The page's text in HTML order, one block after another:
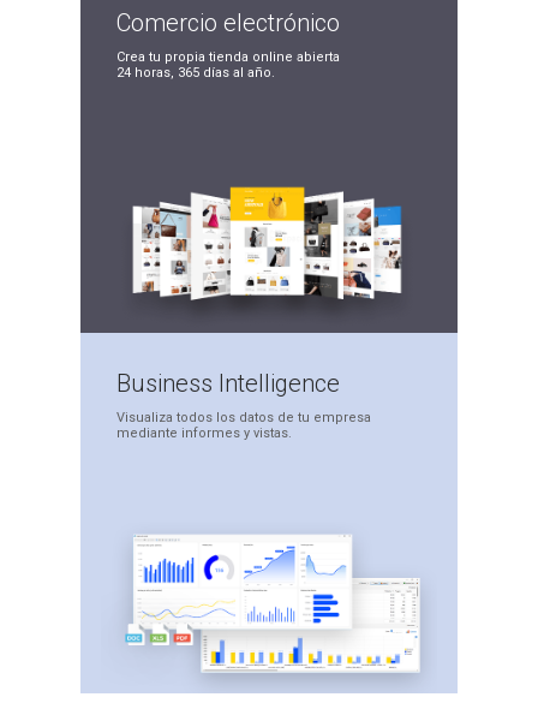
Comercioelectrónico
Crea tu propia tienda online abierta
24 horas, 365 días al año.
Business Intelligence
Visualiza todos los datos de tu empresa
mediante informes y vistas.